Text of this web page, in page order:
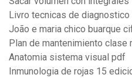
Livro tecnicas de
João e maria chico buarque
Plan de mantenimiento clase
Anatomia sistema visual pdf
Inmunologia de rojas 15